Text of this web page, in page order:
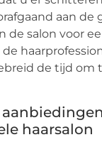
aan de
de salon voor
de tijd om
haarsalon